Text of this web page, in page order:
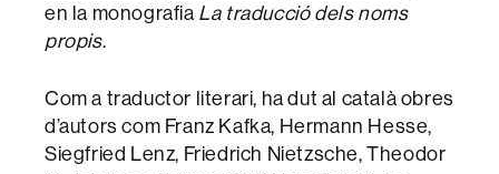
en la monografia La traducció dels noms
propis.
Com a traductor literari, ha dut al català obres
d’autors com Franz Kafka, Hermann Hesse,
Siegfried Lenz, Friedrich Nietzsche, Theodor